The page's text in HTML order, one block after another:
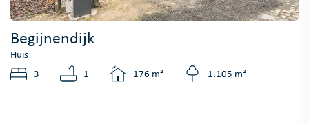
Begijnendijk
Huis
3
1 176 m² 1.105 m²